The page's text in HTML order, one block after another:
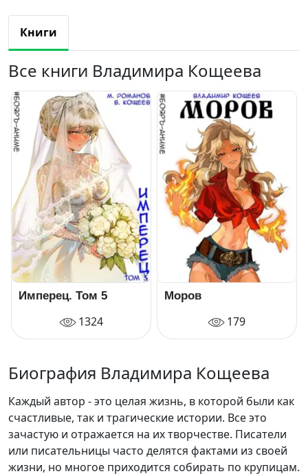
Книги
Все книги Владимира Кощеева
Имперец. Том 5
1324
Моров
179
Биография Владимира Кощеева
Каждый автор - это целая жизнь, в которой были как
счастливые, так и трагические истории. Все это
зачастую и отражается на их творчестве. Писатели
или писательницы часто делятся фактами из своей
жизни, но многое приходится собирать по крупицам.